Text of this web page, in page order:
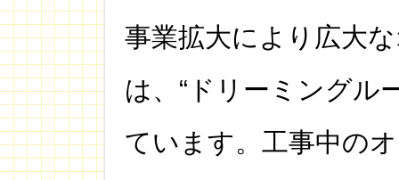
事業拡大により広大
は、“ドリーミングル
ています。工事中の